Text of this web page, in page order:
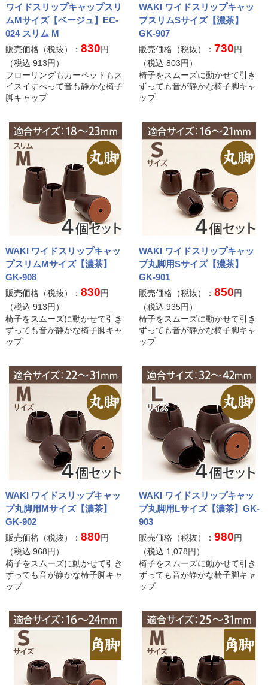
ワイドスリップキャップスリ
ムMサイズ【ベージュ】EC-
024 スリム M
販売価格（税抜）： 830円
（税込 913円）
フローリングもカーペットもス
イスイすべって音も静かな椅子
脚キャップ
WAKI ワイドスリップキャッ
プスリムSサイズ【濃茶】
GK-907
販売価格（税抜）： 730円
（税込803円）
椅子をスムーズに動かせて引き
ずっても音が静かな椅子脚キャ
ップ
WAKI ワイドスリップキャッ
プスリムMサイズ【濃茶】
GK-908
販売価格（税抜）： 830円
（税込 913円）
椅子をスムーズに動かせて引き
ずっても音が静かな椅子脚キャ
ップ
WAKI ワイドスリップキャッ
プ丸脚用Sサイズ【濃茶】
GK-901
販売価格（税抜）：850円
（税込935円）
椅子をスムーズに動かせて引き
ずっても音が静かな椅子脚キャ
ップ
WAKI ワイドスリップキャッ
プ丸脚用Mサイズ【濃茶】
GK-902
販売価格（税抜）： 880円
（税込 968円）
椅子をスムーズに動かせて引き
ずっても音が静かな椅子脚キャ
ップ
WAKI ワイドスリップキャッ
プ丸脚用Lサイズ【濃茶】GK-
903
販売価格（税抜）：980円
（税込 1,078円）
椅子をスムーズに動かせて引き
ずっても音が静かな椅子脚キャ
ップ